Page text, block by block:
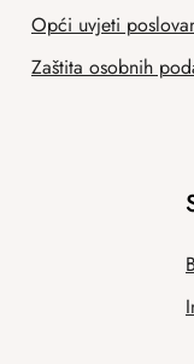
Opći uvjeti
Zaštita osobnih